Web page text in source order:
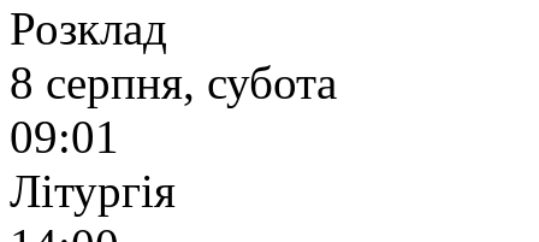
Розклад
8 серпня, субота
09:01
Літургія